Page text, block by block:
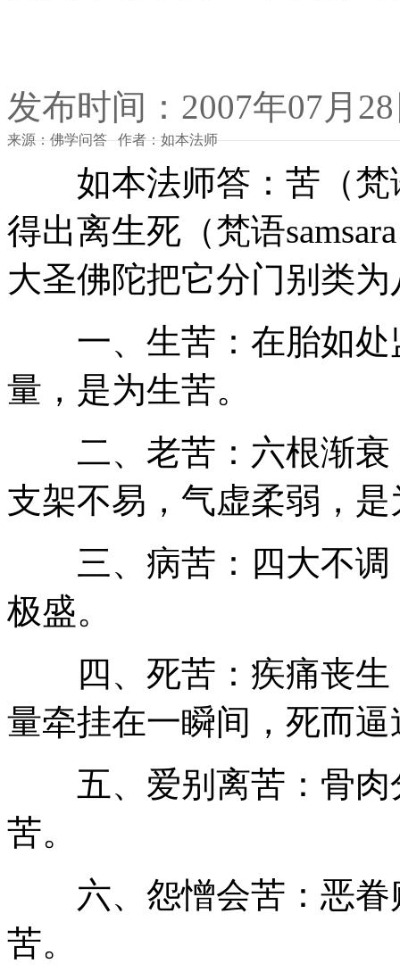
发布时间：2007年07月
来源：佛学问答 作者：如本法师
如本法师答：苦（梵
得出离生死（梵语
大圣佛陀把它分门别类为
一、生苦：在胎如处
量，是为生苦。
二、老苦：六根渐衰
支架不易，气虚柔弱，
三、病苦：四大不调
极盛。
四、死苦：疾痛丧生
量牵挂在一瞬间，死而
五、爱别离苦：骨肉
苦。
六、怨憎会苦：恶眷
苦。